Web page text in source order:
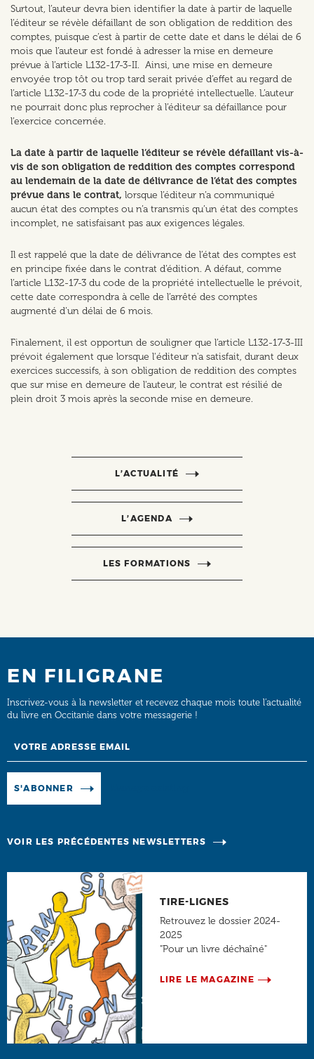
Surtout, l’auteur devra bien identifier la date à partir de laquelle
l’éditeur se révèle défaillant de son obligation de reddition des
comptes, puisque c’est à partir de cette date et dans le délai de 6
mois que l’auteur est fondé à adresser la mise en demeure
prévue à l’article L132-17-3-II. Ainsi, une mise en demeure
envoyée trop tôt ou trop tard serait privée d’effet au regard de
l’article L132-17-3 du code de la propriété intellectuelle. L’auteur
ne pourrait donc plus reprocher à l’éditeur sa défaillance pour
l’exercice concernée.
La date à partir de laquelle l’éditeur se révèle défaillant vis-à-
vis de son obligation de reddition des comptes correspond
au lendemain de la date de délivrance de l’état des comptes
prévue dans le contrat, lorsque l’éditeur n’a communiqué
aucun état des comptes ou n’a transmis qu’un état des comptes
incomplet, ne satisfaisant pas aux exigences légales.
Il est rappelé que la date de délivrance de l’état des comptes est
en principe fixée dans le contrat d’édition. A défaut, comme
l’article L132-17-3 du code de la propriété intellectuelle le prévoit,
cette date correspondra à celle de l’arrêté des comptes
augmenté d’un délai de 6 mois.
Finalement, il est opportun de souligner que l’article L132-17-3-III
prévoit également que lorsque l'éditeur n'a satisfait, durant deux
exercices successifs, à son obligation de reddition des comptes
que sur mise en demeure de l'auteur, le contrat est résilié de
plein droit 3 mois après la seconde mise en demeure.
L’ACTUALITÉ
L’AGENDA
LES FORMATIONS
EN FILIGRANE
Inscrivez-vous à la newsletter et recevez chaque mois toute l’actualité
du livre en Occitanie dans votre messagerie !
S'ABONNER
VOIR LES PRÉCÉDENTES NEWSLETTERS
TIRE-LIGNES
Retrouvez le dossier 2024-
2025
"Pour un livre déchaîné"
LIRE LE MAGAZINE